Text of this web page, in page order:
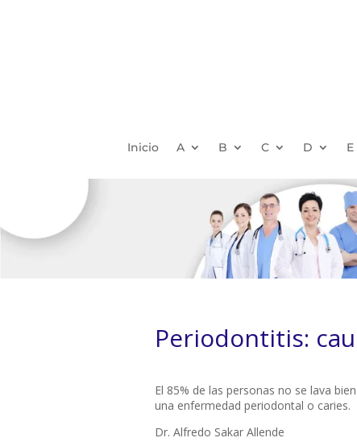
Inicio A B C D E
Periodontitis:
El 85% de las personas no se lava
una enfermedad periodontal o caries.
Dr. Alfredo Sakar Allende